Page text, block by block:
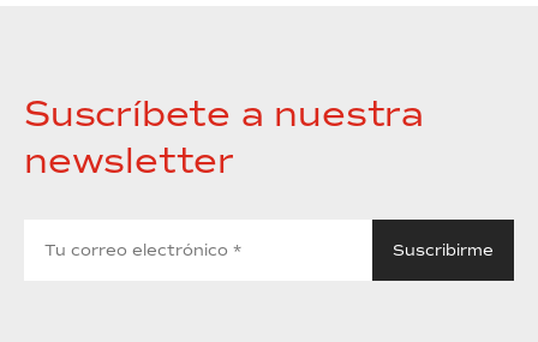
Suscríbete a nuestra
newsletter